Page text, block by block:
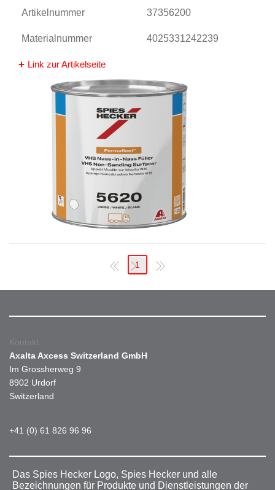
Artikelnummer 37356200
Materialnummer 4025331242239
Link zur Artikelseite
1
Kontakt
Axalta Axcess Switzerland GmbH
Im Grossherweg 9
8902 Urdorf
Switzerland
+41 (0) 61 826 96 96
Das Spies Hecker Logo, Spies Hecker und alle
Bezeichnungen für Produkte und Dienstleistungen der